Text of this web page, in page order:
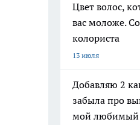
Цвет волос,
вас моложе.
колориста
13 июля
Добавляю 2
забыла про
мой